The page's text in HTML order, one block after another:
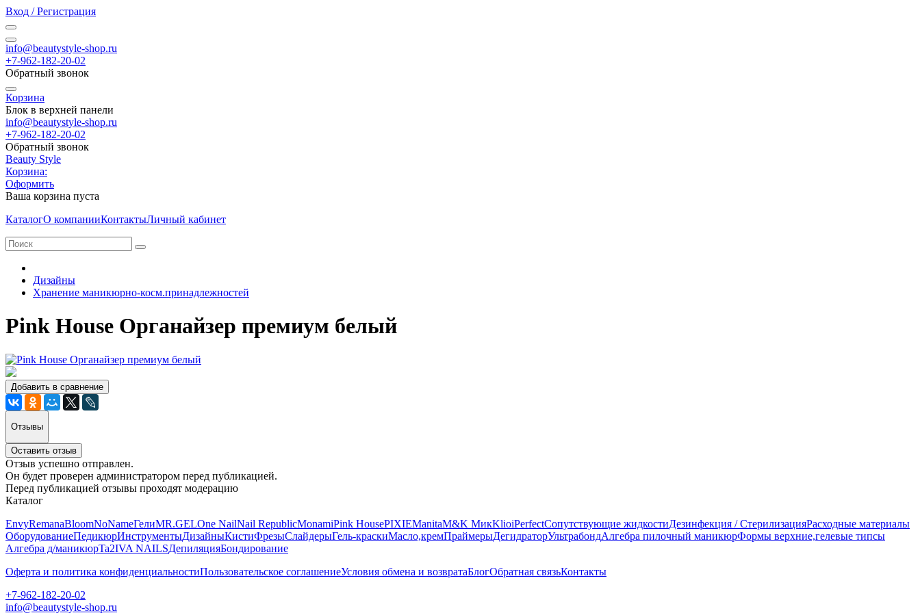
Вход / Регистрация
info@beautystyle-shop.ru
+7-962-182-20-02
Обратный звонок
Корзина
Блок в верхней панели
info@beautystyle-shop.ru
+7-962-182-20-02
Обратный звонок
Beauty Style
Корзина:
Оформить
Ваша корзина пуста
КаталогО компанииКонтактыЛичный кабинет
Дизайны
Хранение маникюрно-косм.принадлежностей
Pink House Органайзер премиум белый
Добавить в сравнение
Отзывы
Оставить отзыв
Отзыв успешно отправлен.
Он будет проверен администратором перед публикацией.
Перед публикацией отзывы проходят модерацию
Каталог
EnvyRemanaBloomNoNameГелиMR.GELOne NailNail RepublicMonamiPink HousePIXIEManitaM&K МикKlioiPerfectСопутствующие жидкостиДезинфекция / СтерилизацияРасходные материалы
ОборудованиеПедикюрИнструментыДизайныКистиФрезыСлайдерыГель-краскиМасло,кремПраймерыДегидраторУльтрабондАлгебра пилочный маникюрФормы верхние,гелевые типсы
Алгебра д/маникюрTa2IVA NAILSДепиляцияБондирование
Оферта и политика конфиденциальностиПользовательское соглашениеУсловия обмена и возвратаБлогОбратная связьКонтакты
+7-962-182-20-02
info@beautystyle-shop.ru